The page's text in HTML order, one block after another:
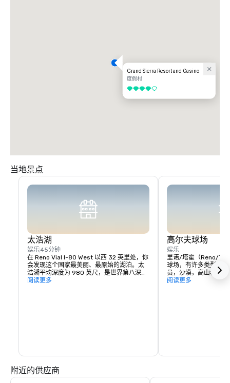
Grand Sierra Resort and Casino
度假村
4/5
当地景点
太浩湖
娱乐45分钟
在 Reno Vial I-80 West 以西 32 英里处，你
会发现这个国家最美丽、最原始的湖泊。太
浩湖平均深度为 980 英尺，是世界第八深的
湖泊，也是美国第二深的湖泊。您可以在这
阅读更多
高尔夫球场
娱乐
里诺/塔霍（Reno/
球场，有许多类型的
员，沙漠，高山和树
其中一些课程：
阅读更多
附近的供应商